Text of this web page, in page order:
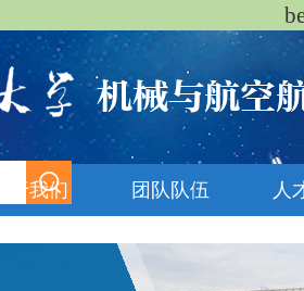
关于我们 团队队伍 人